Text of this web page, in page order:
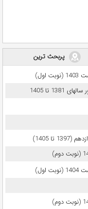
پربحث ترین
تا 1405